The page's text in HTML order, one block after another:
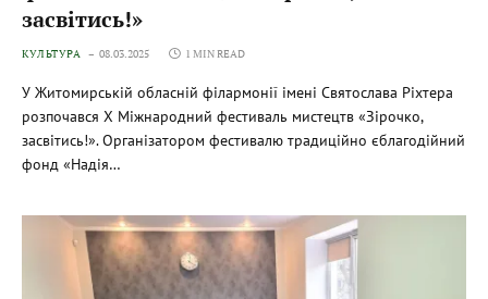
засвітись!»
КУЛЬТУРА 08.03.2025 1 MIN READ
У Житомирській обласній філармонії імені Святослава Ріхтера
розпочався Х Міжнародний фестиваль мистецтв «Зірочко,
засвітись!». Організатором фестивалю традиційно єблагодійний
фонд «Надія…